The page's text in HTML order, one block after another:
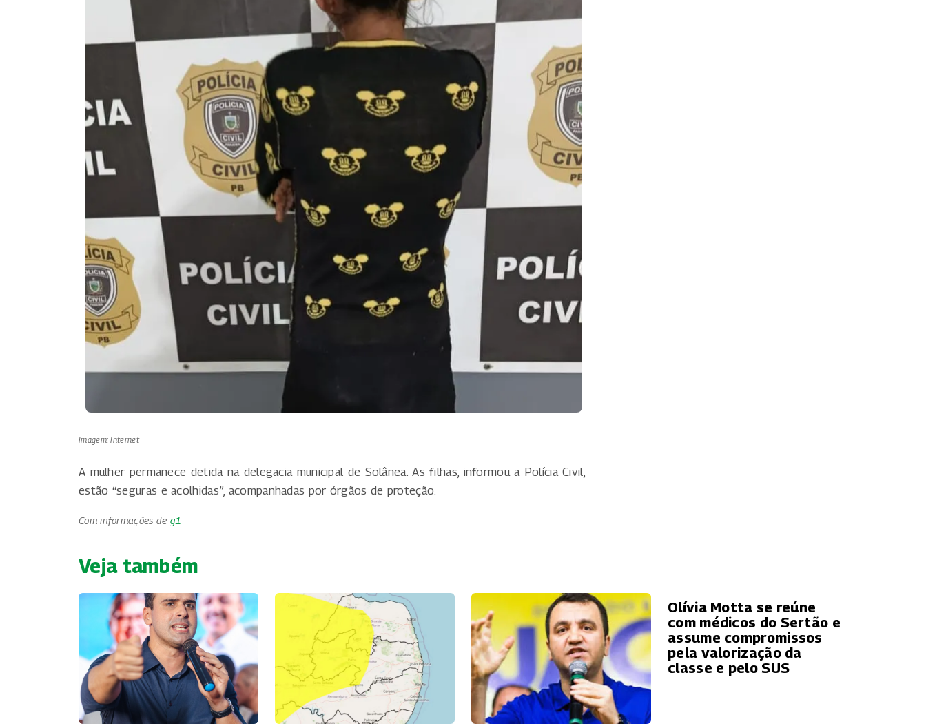
Imagem: Internet
A mulher permanece detida na delegacia municipal de Solânea. As filhas, informou a Polícia Civil,
estão “seguras e acolhidas”, acompanhadas por órgãos de proteção.
Com informações de g1
Veja também
Olívia Motta se reúne
com médicos do Sertão e
assume compromissos
pela valorização da
classe e pelo SUS